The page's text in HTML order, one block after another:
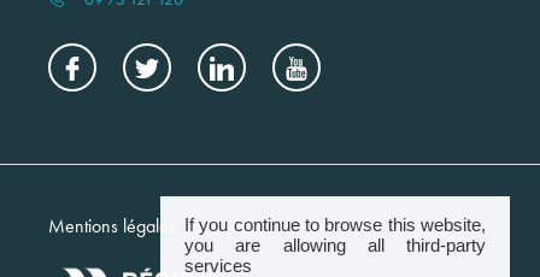
Mentions légales CréditsMenu
footerNewsletter
If you continue to browse this website,
you are allowing all third-party
services